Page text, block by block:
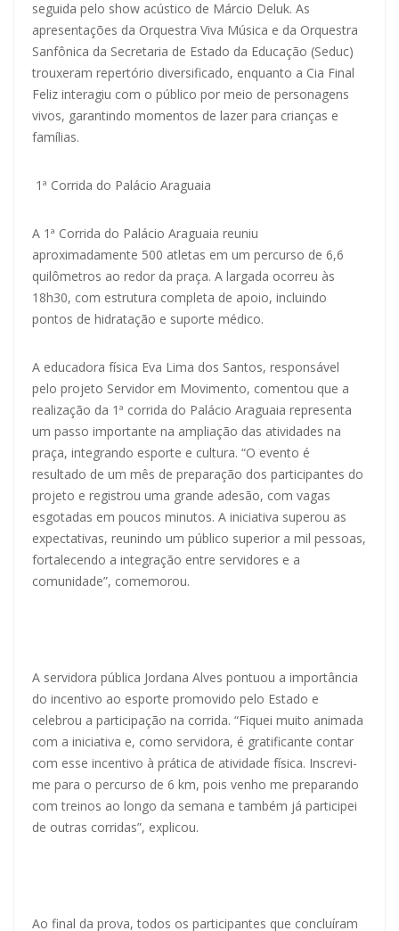
seguida pelo show acústico de Márcio Deluk. As
apresentações da Orquestra Viva Música e da Orquestra
Sanfônica da Secretaria de Estado da Educação (Seduc)
trouxeram repertório diversificado, enquanto a Cia Final
Feliz interagiu com o público por meio de personagens
vivos, garantindo momentos de lazer para crianças e
famílias.
1ª Corrida do Palácio Araguaia
A 1ª Corrida do Palácio Araguaia reuniu
aproximadamente 500 atletas em um percurso de 6,6
quilômetros ao redor da praça. A largada ocorreu às
18h30, com estrutura completa de apoio, incluindo
pontos de hidratação e suporte médico.
A educadora física Eva Lima dos Santos, responsável
pelo projeto Servidor em Movimento, comentou que a
realização da 1ª corrida do Palácio Araguaia representa
um passo importante na ampliação das atividades na
praça, integrando esporte e cultura. “O evento é
resultado de um mês de preparação dos participantes do
projeto e registrou uma grande adesão, com vagas
esgotadas em poucos minutos. A iniciativa superou as
expectativas, reunindo um público superior a mil pessoas,
fortalecendo a integração entre servidores e a
comunidade”, comemorou.
A servidora pública Jordana Alves pontuou a importância
do incentivo ao esporte promovido pelo Estado e
celebrou a participação na corrida. “Fiquei muito animada
com a iniciativa e, como servidora, é gratificante contar
com esse incentivo à prática de atividade física. Inscrevi-
me para o percurso de 6 km, pois venho me preparando
com treinos ao longo da semana e também já participei
de outras corridas”, explicou.
Ao final da prova, todos os participantes que concluíram